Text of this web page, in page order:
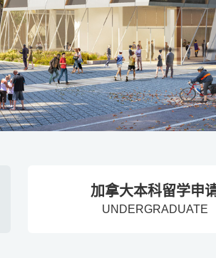
加拿大本科留学申
UNDERGRADUATE